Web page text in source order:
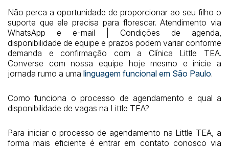
Não perca a oportunidade de proporcionar ao seu filho o
suporte que ele precisa para florescer. Atendimento via
WhatsApp e e-mail | Condições de agenda,
disponibilidade de equipe e prazos podem variar conforme
demanda e confirmação com a Clínica Little TEA.
Converse com nossa equipe hoje mesmo e inicie a
jornada rumo a uma linguagem funcional em São Paulo.
Como funciona o processo de agendamento e qual a
disponibilidade de vagas na Little TEA?
Para iniciar o processo de agendamento na Little TEA, a
forma mais eficiente é entrar em contato conosco via